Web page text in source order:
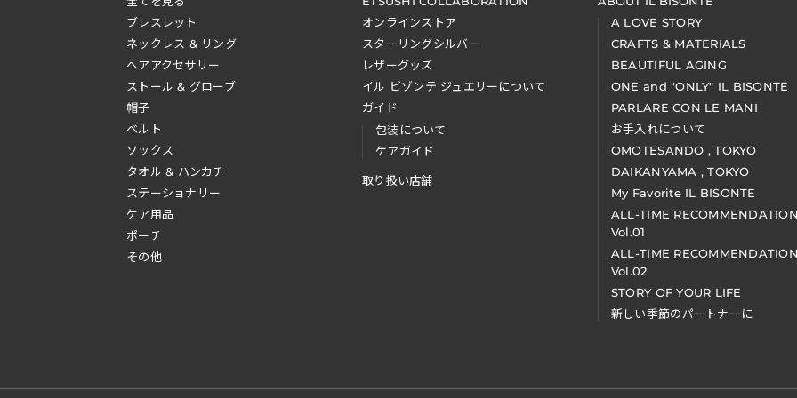
ブレスレット
ネックレス & リング
へアアクセサリー
ストール & グローブ
帽子
ベルト
ソックス
タオル & ハンカチ
ステーショナリー
ケア用品
ポーチ
その他
オンラインストア
スターリングシルバー
レザーグッズ
イル ビゾンテ ジュエリーについて
ガイド
包装について
ケアガイド
取り扱い店舗
A LOVE STORY
CRAFTS & MATERIALS
BEAUTIFUL AGING
ONE and "ONLY" IL BISONTE
PARLARE CON LE MANI
お手入れについて
OMOTESANDO , TOKYO
DAIKANYAMA , TOKYO
My Favorite IL BISONTE
ALL-TIME
Vol.01
ALL-TIME
Vol.02
STORY OF YOUR LIFE
新しい季節のパートナーに